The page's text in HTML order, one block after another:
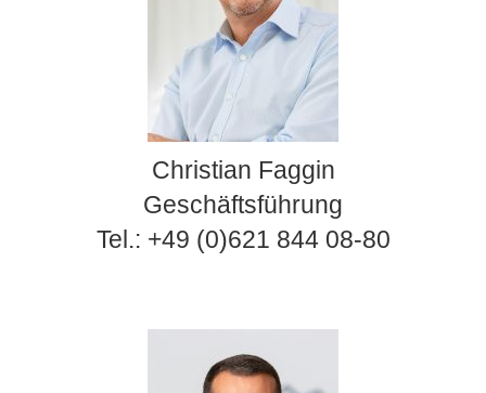
Christian Faggin
Geschäftsführung
Tel.: +49 (0)621 844 08-80